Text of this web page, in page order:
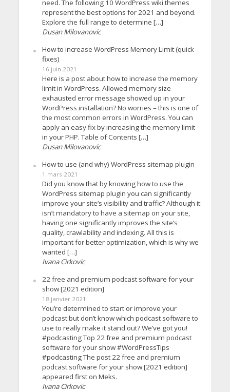
need. The following 10 WordPress wiki themes
represent the best options for 2021 and beyond.
Explore the full range to determine […]
Dusan Milovanovic
How to increase WordPress Memory Limit (quick
fixes)
16 juin 2021
Here is a post about how to increase the memory
limit in WordPress. Allowed memory size
exhausted error message showed up in your
WordPress installation? No worries – this is one of
the most common errors in WordPress. You can
apply an easy fix by increasing the memory limit
in your PHP. Table of Contents […]
Dusan Milovanovic
How to use (and why) WordPress sitemap plugin
1 mars 2021
Did you know that by knowing how to use the
WordPress sitemap plugin you can significantly
improve your site’s visibility and traffic? Although it
isn’t mandatory to have a sitemap on your site,
having one significantly improves the site’s
quality, crawlability and indexing. All this is
important for better optimization, which is why we
wanted […]
Ivana Cirkovic
22 free and premium podcast software for your
show [2021 edition]
18 janvier 2021
You’re determined to start or improve your
podcast but don’t know which podcast software to
use to really make it stand out? We’ve got you!
#podcasting Top 22 free and premium podcast
software for your show #WordPressTips
#podcasting The post 22 free and premium
podcast software for your show [2021 edition]
appeared first on Meks.
Ivana Cirkovic